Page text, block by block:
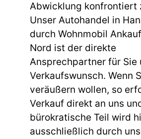
Abwicklung konfrontiert
Unser Autohandel in
durch Wohnmobil
Nord ist der direkte
Ansprechpartner für Sie
Verkaufswunsch. Wenn
veräußern wollen, so
Verkauf direkt an uns
bürokratische Teil wird
ausschließlich durch